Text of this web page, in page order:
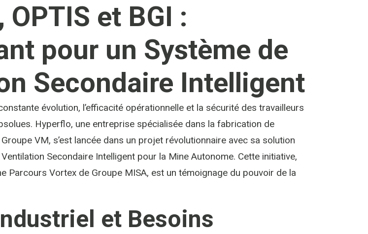
et BGI :
pour un Système de
Secondaire Intelligent
évolution, l’efficacité opérationnelle et la sécurité des travailleurs
Hyperflo, une entreprise spécialisée dans la fabrication de
VM, s’est lancée dans un projet révolutionnaire avec sa solution
Secondaire Intelligent pour la Mine Autonome. Cette initiative,
Parcours Vortex de Groupe MISA, est un témoignage du pouvoir de la
et Besoins